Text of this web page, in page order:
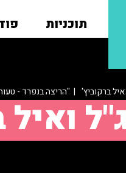
תוכניות
ברקוביץ' | "הריצה בנפרד -
ואיל